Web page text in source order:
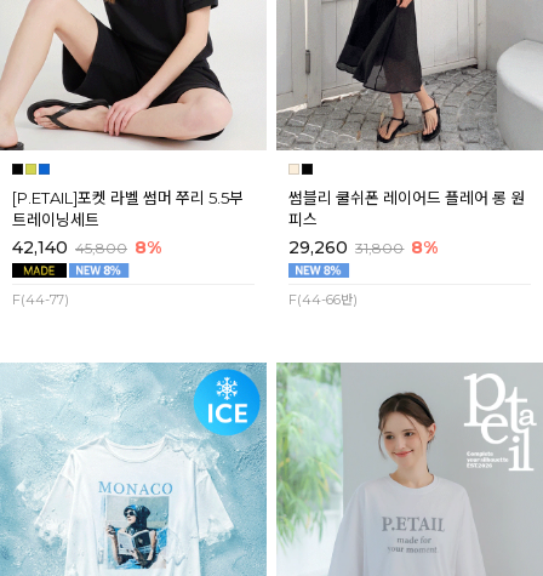
[P.ETAIL]포켓 라벨 썸머 쭈리 5.5부
트레이닝세트
42,140 45,800 8%
F(44-77)
썸블리 쿨쉬폰 레이어드 플레어 롱 원
피스
29,260 31,800 8%
F(44-66반)